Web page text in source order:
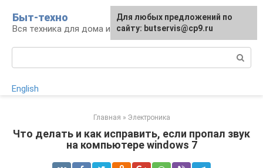
контенту
Быт-техно
Вся техника для дома и сада
English
Главная » Электроника
Что делать и как исправить, если пропал звук
на компьютере windows 7
Для любых предложений по
сайту: butservis@cp9.ru